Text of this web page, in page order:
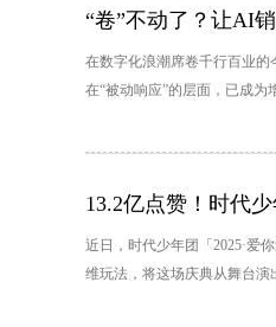
“卷”不动了？让AI
在数字化浪潮席卷千行百业
在“被动响应”的层面，已成为
13.2亿点赞！时代
近日，时代少年团「2025·爱
维玩法，将这场庆典从舞台演